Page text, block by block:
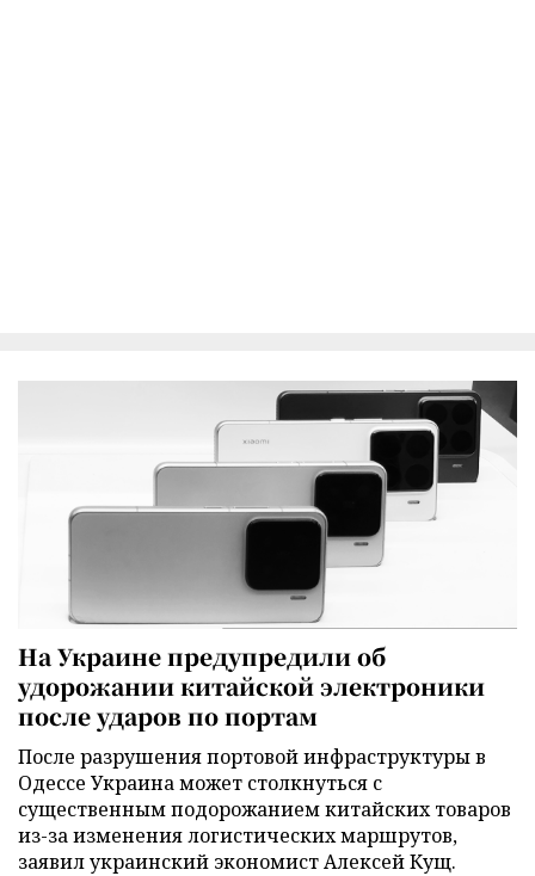
На Украине предупредили об
удорожании китайской электроники
после ударов по портам
После разрушения портовой инфраструктуры в
Одессе Украина может столкнуться с
существенным подорожанием китайских товаров
из-за изменения логистических маршрутов,
заявил украинский экономист Алексей Кущ.